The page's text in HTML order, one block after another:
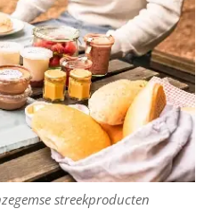
streekproducten